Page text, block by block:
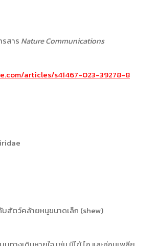
สาร Nature Communications
articles/s41467-023-39278-8
สัตว์คล้ายหนูขนาดเล็ก (shew)